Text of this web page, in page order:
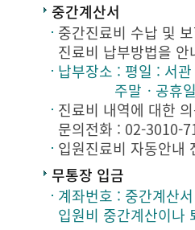
중간계산서
중간진료비 수납 및
진료비 납부방법을
납부장소 : 평일 : 서
주말ㆍ공휴
진료비 내역에 대한
문의전화 : 02-3010-
입원진료비 자동안
무통장 입금
계좌번호 : 중간계산
입원비 중간계산이나